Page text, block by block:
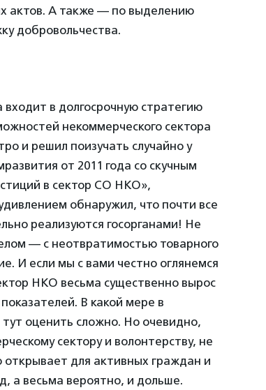
актов. А также — по выделению
добровольчества.
в долгосрочную стратегию
некоммерческого сектора
и решил поизучать случайно у
от 2011 года со скучным
в сектор СО НКО»,
обнаружил, что почти все
реализуются госорганами! Не
— с неотвратимостью товарного
И если мы с вами честно оглянемся
НКО весьма существенно вырос
В какой мере в
оценить сложно. Но очевидно,
сектору и волонтерству, не
открывает для активных граждан и
а весьма вероятно, и дольше.